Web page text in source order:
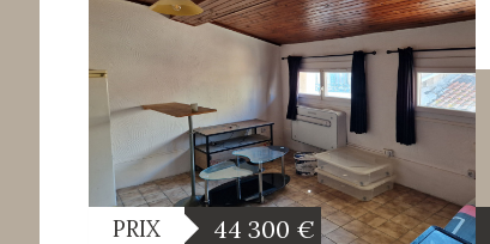
PRIX 44 300 €